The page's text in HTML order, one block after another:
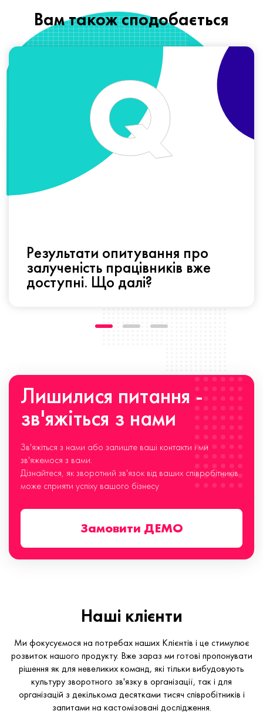
Вам також сподобається
Результати опитування про
залученість працівників вже
доступні. Що далі?
Лишилися питання -
зв'яжіться з нами
Зв'яжіться з нами або залиште ваші контакти і ми
зв'яжемося з вами.
Дізнайтеся, як зворотний зв'язок від ваших співробітників
може сприяти успіху вашого бізнесу
Замовити ДЕМО
Наші клієнти
Ми фокусуємося на потребах наших Клієнтів і це стимулює
розвиток нашого продукту. Вже зараз ми готові пропонувати
рішення як для невеликих команд, які тільки вибудовують
культуру зворотного зв'язку в організації, так і для
організацій з декількома десятками тисяч співробітників і
запитами на кастомізовані дослідження.